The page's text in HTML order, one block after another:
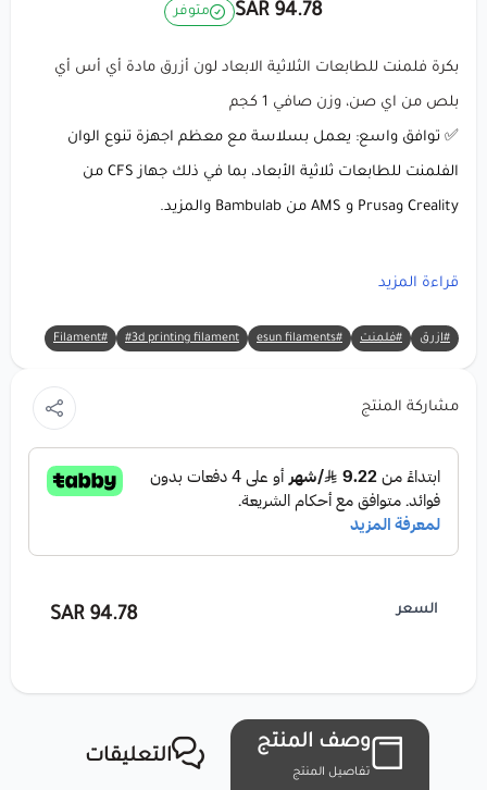
94.78 SAR متوفر
بكرة فلمنت للطابعات الثلاثية الابعاد لون أزرق مادة أي أس أي
بلص من اي صن، وزن صافي 1 كجم
✅ توافق واسع: يعمل بسلاسة مع معظم اجهزة تنوع الوان
الفلمنت للطابعات ثلاثية الأبعاد، بما في ذلك جهاز CFS من
Creality وPrusa و AMS من Bambulab والمزيد.
معلومات المنتج: eSUN ASA+ (
🔸 العلامة التجارية:eSUN
اللون: أزرق (مظهر نابض بالحياة واحترافي) 💙
🔸الوزن الصافي:1 كجم
🔸قطر الخيط:1.75 ملم
🔸نوع البكرة: بكرة بلاستيكية
المحسنة للأشعة فوق البنفسجية، الطقس، والمتانة. اللون
قراءة المزيد
#ازرق #فلمنت #esun filaments
#3d printing filament
#Filament
مشاركة المنتج
السعر 94.78 SAR
وصف المنتج
تفاصيل المنتج
التعليقات